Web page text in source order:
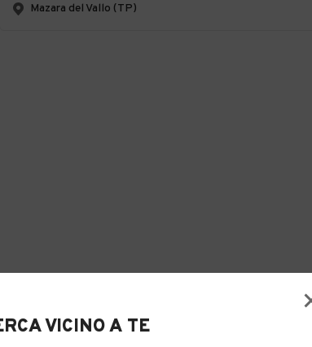
Mazara del Vallo (TP)
VICINO A TE